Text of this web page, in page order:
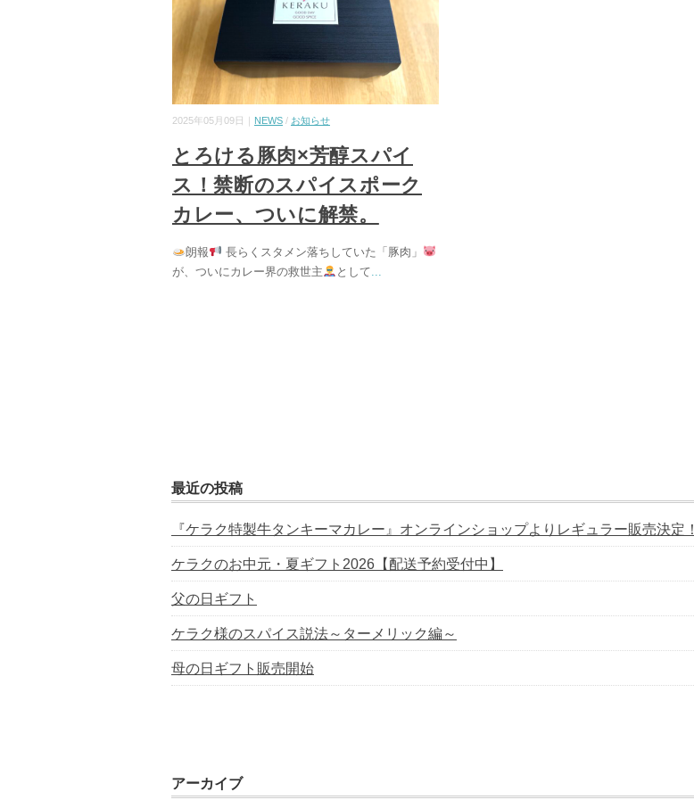
2025年05月09日｜ NEWS/ お知らせ
とろける豚肉×芳醇スパイ
ス！禁断のスパイスポーク
カレー、ついに解禁。
朗報
長らくスタメン落ちしていた「豚肉」
が、ついにカレー界の救世主
として...
最近の投稿
『ケラク特製牛タンキーマカレー』オンラインショップよりレギュラー販売決定！
ケラクのお中元・夏ギフト2026【配送予約受付中】
父の日ギフト
ケラク様のスパイス説法～ターメリック編～
母の日ギフト販売開始
アーカイブ